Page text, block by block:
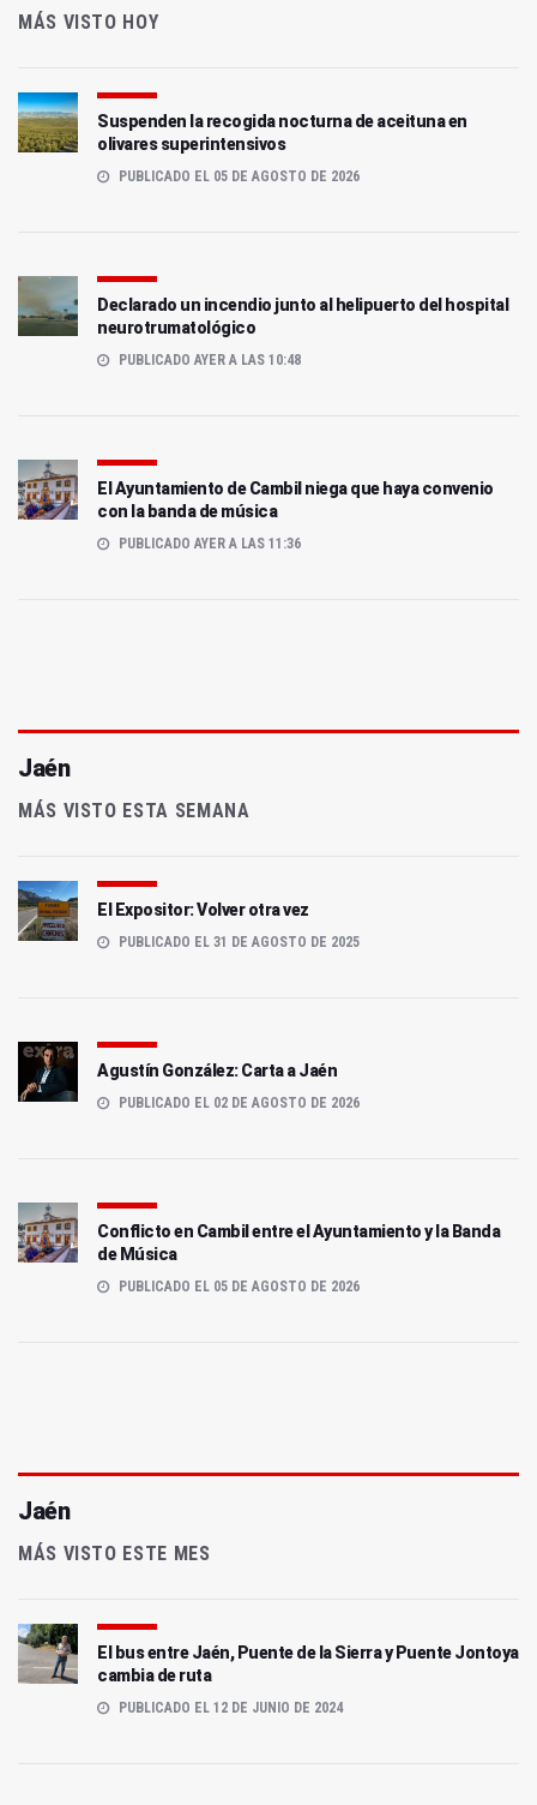
MÁS VISTO HOY
Suspenden la recogida nocturna de aceituna en
olivares superintensivos
PUBLICADO EL 05 DE AGOSTO DE 2026
Declarado un incendio junto al helipuerto del hospital
neurotrumatológico
PUBLICADO AYER A LAS 10:48
El Ayuntamiento de Cambil niega que haya convenio
con la banda de música
PUBLICADO AYER A LAS 11:36
Jaén
MÁS VISTO ESTA SEMANA
El Expositor: Volver otra vez
PUBLICADO EL 31 DE AGOSTO DE 2025
Agustín González: Carta a Jaén
PUBLICADO EL 02 DE AGOSTO DE 2026
Conflicto en Cambil entre el Ayuntamiento y la Banda
de Música
PUBLICADO EL 05 DE AGOSTO DE 2026
Jaén
MÁS VISTO ESTE MES
El bus entre Jaén, Puente de la Sierra y Puente Jontoya
cambia de ruta
PUBLICADO EL 12 DE JUNIO DE 2024